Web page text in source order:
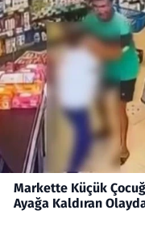
Markette Küçük
Ayağa Kaldıran